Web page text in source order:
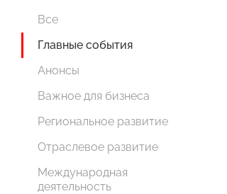
Все
Главные события
Анонсы
Важное для бизнеса
Региональное развитие
Отраслевое развитие
Международная
деятельность